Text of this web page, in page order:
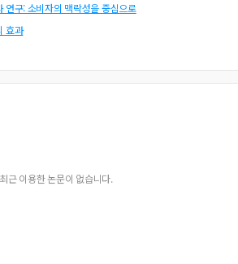
연구: 소비자의 맥락성을 중심으로
효과
최근 이용한 논문이 없습니다.